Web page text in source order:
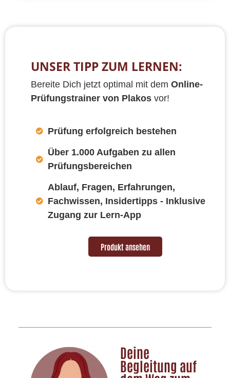
UNSER TIPP ZUM LERNEN:
Bereite Dich jetzt optimal mit dem Online-
Prüfungstrainer von Plakos vor!
Prüfung erfolgreich bestehen
Über 1.000 Aufgaben zu allen
Prüfungsbereichen
Ablauf, Fragen, Erfahrungen,
Fachwissen, Insidertipps - Inklusive
Zugang zur Lern-App
Produkt ansehen
Deine
Begleitung auf